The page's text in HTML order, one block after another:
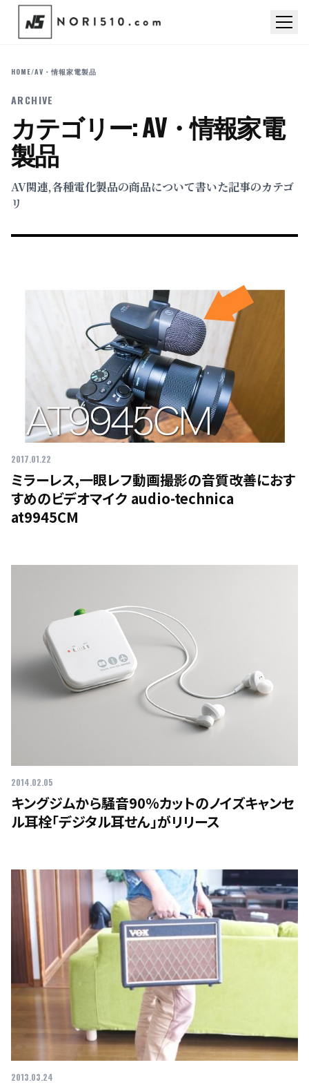
HOME/AV・情報家電製品
ARCHIVE
カテゴリー:AV・情報家電
製品
AV関連,各種電化製品の商品について書いた記事のカテゴ
リ
2017.01.22
ミラーレス,一眼レフ動画撮影の音質改善におす
すめのビデオマイク audio-technica
at9945CM
2014.02.05
キングジムから騒音90%カットのノイズキャンセ
ル耳栓「デジタル耳せん」がリリース
2013.03.24